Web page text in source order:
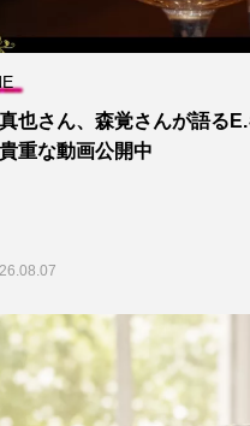
也さん、森覚さんが語る
重な動画公開中